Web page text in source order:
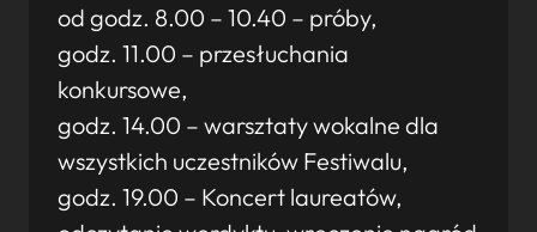
od godz. 8.00 – 10.40 – próby,
godz. 11.00 – przesłuchania
konkursowe,
godz. 14.00 – warsztaty wokalne dla
wszystkich uczestników Festiwalu,
godz. 19.00 – Koncert laureatów,